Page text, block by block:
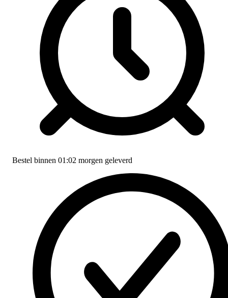
Bestel binnen 01:02 morgen geleverd